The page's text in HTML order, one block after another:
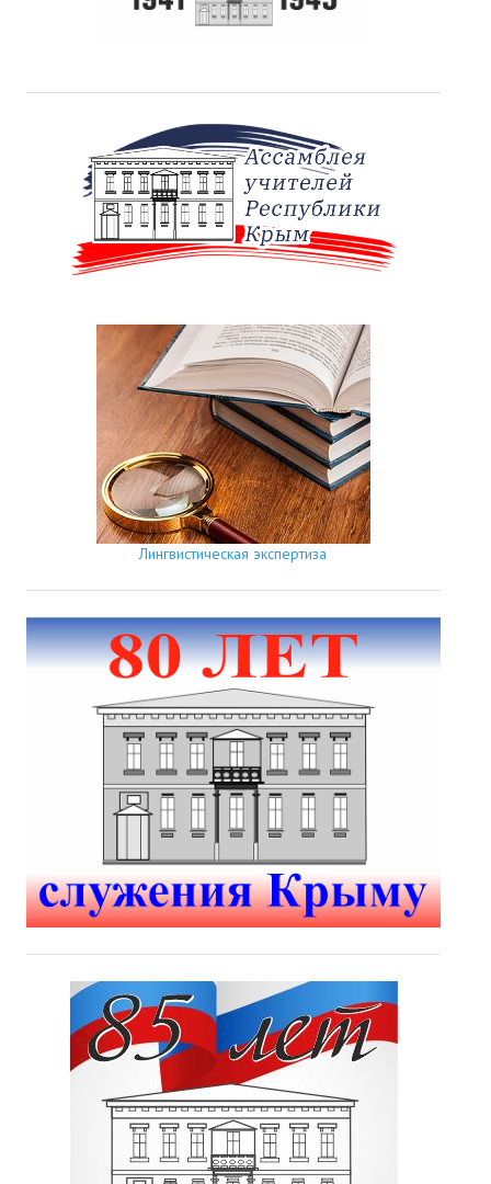
Лингвистическая экспертиза